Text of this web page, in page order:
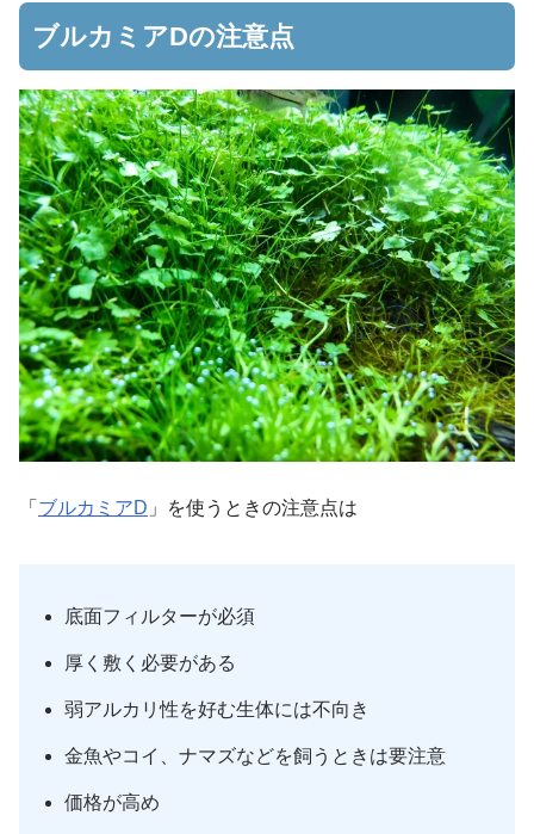
ブルカミアDの注意点
「 ブルカミアD 」を使うときの注意点は
底面フィルターが必須
厚く敷く必要がある
弱アルカリ性を好む生体には不向き
金魚やコイ、ナマズなどを飼うときは要注意
価格が高め